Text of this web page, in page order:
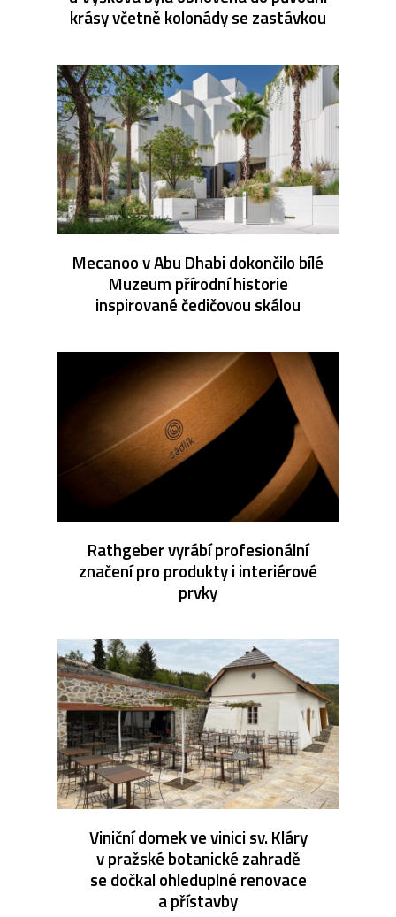
krásy včetně kolonády se zastávkou
Mecanoo v Abu Dhabi dokončilo bílé
Muzeum přírodní historie
inspirované čedičovou skálou
Rathgeber vyrábí profesionální
značení pro produkty i interiérové
prvky
Viniční domek ve vinici sv. Kláry
v pražské botanické zahradě
se dočkal ohleduplné renovace
a přístavby